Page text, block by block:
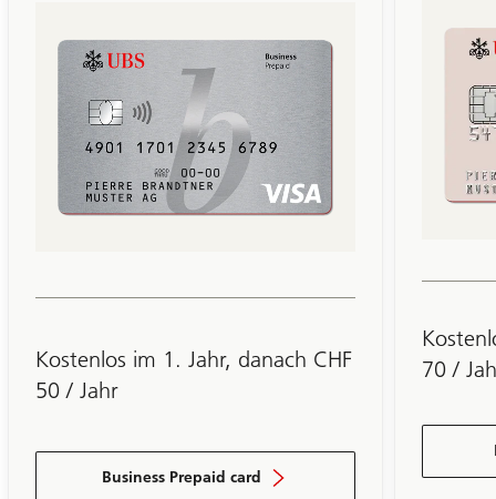
Kostenlos im 1. Jahr, danach CHF
50 / Jahr
Business Prepaid card
70 /
Folie